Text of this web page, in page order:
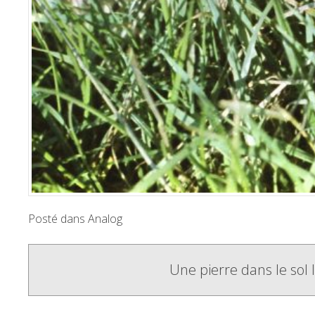
Posté dans Analog
navigation
Une pierre dans le sol